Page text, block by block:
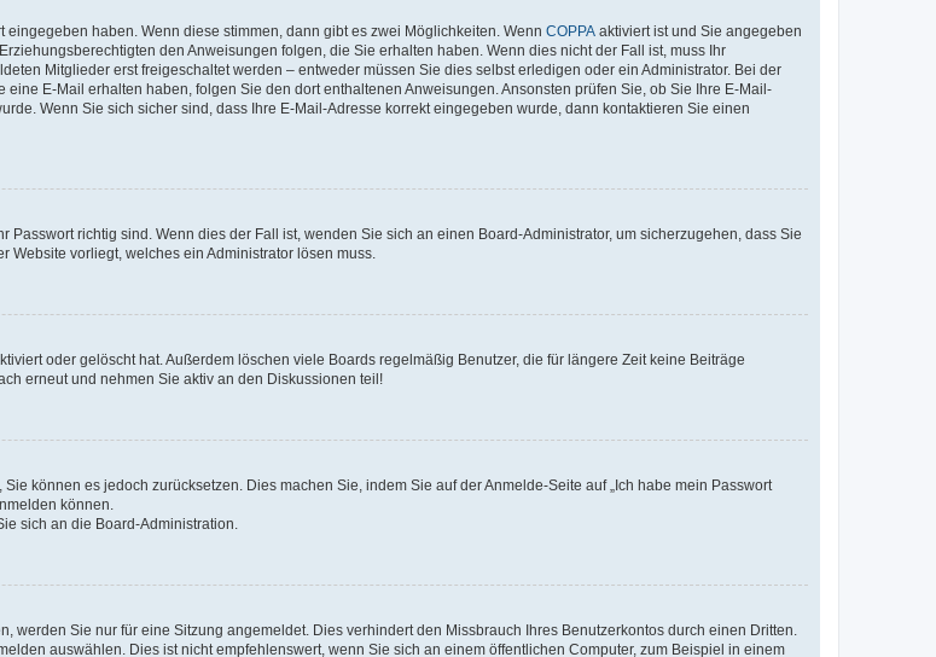
haben. Wenn diese stimmen, dann gibt es zwei Möglichkeiten. Wenn COPPA aktiviert ist und Sie angegeben
den Anweisungen folgen, die Sie erhalten haben. Wenn dies nicht der Fall ist, muss Ihr
Mitglieder erst freigeschaltet werden – entweder müssen Sie dies selbst erledigen oder ein Administrator. Bei der
E-Mail erhalten haben, folgen Sie den dort enthaltenen Anweisungen. Ansonsten prüfen Sie, ob Sie Ihre E-Mail-
Wenn Sie sich sicher sind, dass Ihre E-Mail-Adresse korrekt eingegeben wurde, dann kontaktieren Sie einen
richtig sind. Wenn dies der Fall ist, wenden Sie sich an einen Board-Administrator, um sicherzugehen, dass Sie
Website vorliegt, welches ein Administrator lösen muss.
oder gelöscht hat. Außerdem löschen viele Boards regelmäßig Benutzer, die für längere Zeit keine Beiträge
erneut und nehmen Sie aktiv an den Diskussionen teil!
können es jedoch zurücksetzen. Dies machen Sie, indem Sie auf der Anmelde-Seite auf „Ich habe mein Passwort
können.
sich an die Board-Administration.
werden Sie nur für eine Sitzung angemeldet. Dies verhindert den Missbrauch Ihres Benutzerkontos durch einen Dritten.
auswählen. Dies ist nicht empfehlenswert, wenn Sie sich an einem öffentlichen Computer, zum Beispiel in einem